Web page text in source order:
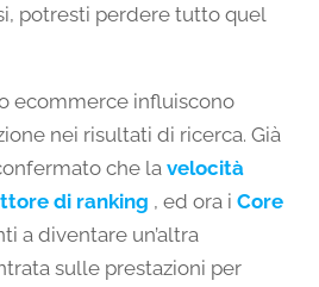
potresti perdere tutto quel
ecommerce influiscono
nei risultati di ricerca. Già
che lavelocità
di ranking , ed ora i Core
a diventare un’altra
sulle prestazioni per